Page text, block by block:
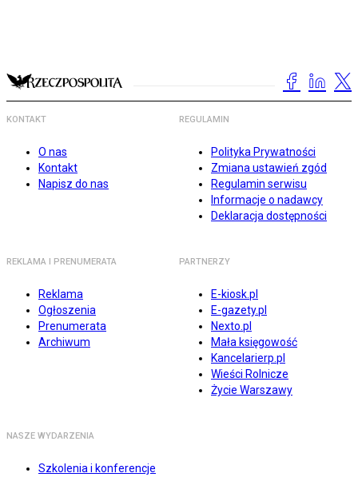
KONTAKT
O nas
Kontakt
Napisz do nas
REGULAMIN
Polityka Prywatności
Zmiana ustawień zgód
Regulamin serwisu
Informacje o nadawcy
Deklaracja dostępności
REKLAMA I PRENUMERATA
Reklama
Ogłoszenia
Prenumerata
Archiwum
PARTNERZY
E-kiosk.pl
E-gazety.pl
Nexto.pl
Mała księgowość
Kancelarierp.pl
Wieści Rolnicze
Życie Warszawy
NASZE WYDARZENIA
Szkolenia i konferencje